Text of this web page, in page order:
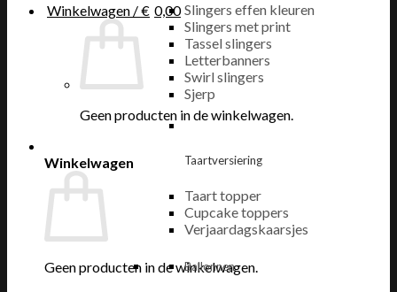
Winkelwagen /€ 0,00
Geen producten in de winkelwagen.
Winkelwagen
Geen producten in de winkelwagen.
Slingers effen kleuren
Slingers met print
Tassel slingers
Letterbanners
Swirl slingers
Sjerp
Taartversiering
Taart topper
Cupcake toppers
Verjaardagskaarsjes
Ballonnen